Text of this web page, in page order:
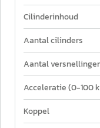
Cilinderinhoud
Aantal cilinders
Aantal
Acceleratie (0-100
Koppel